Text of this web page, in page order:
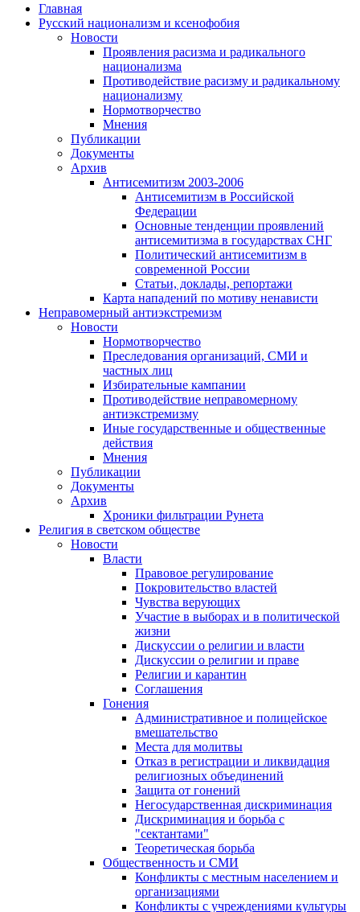
Главная
Русский национализм и ксенофобия
Новости
Проявления расизма и радикального
национализма
Противодействие расизму и радикальному
национализму
Нормотворчество
Мнения
Публикации
Документы
Архив
Антисемитизм 2003-2006
Антисемитизм в Российской
Федерации
Основные тенденции проявлений
антисемитизма в государствах СНГ
Политический антисемитизм в
современной России
Статьи, доклады, репортажи
Карта нападений по мотиву ненависти
Неправомерный антиэкстремизм
Новости
Нормотворчество
Преследования организаций, СМИ и
частных лиц
Избирательные кампании
Противодействие неправомерному
антиэкстремизму
Иные государственные и общественные
действия
Мнения
Публикации
Документы
Архив
Хроники фильтрации Рунета
Религия в светском обществе
Новости
Власти
Правовое регулирование
Покровительство властей
Чувства верующих
Участие в выборах и в политической
жизни
Дискуссии о религии и власти
Дискуссии о религии и праве
Религии и карантин
Соглашения
Гонения
Административное и полицейское
вмешательство
Места для молитвы
Отказ в регистрации и ликвидация
религиозных объединений
Защита от гонений
Негосударственная дискриминация
Дискриминация и борьба с
"сектантами"
Теоретическая борьба
Общественность и СМИ
Конфликты с местным населением и
организациями
Конфликты с учреждениями культуры